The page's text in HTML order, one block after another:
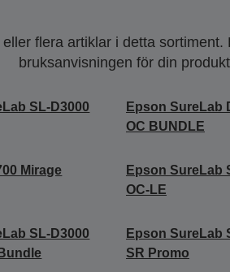
flera artiklar i detta
bruksanvisningen för din
SL-D3000
Epson SureLab
OC BUNDLE
Mirage
Epson SureLab
OC-LE
SL-D3000
Epson SureLab
SR Promo